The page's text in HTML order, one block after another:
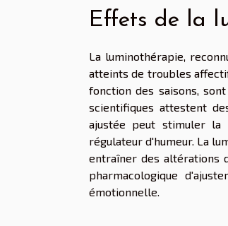
Effets de la
La luminothérapie,
atteints de troubles
fonction des saisons,
scientifiques attestent
ajustée peut stimuler la
régulateur d'humeur. La
entraîner des altérations
pharmacologique
émotionnelle.